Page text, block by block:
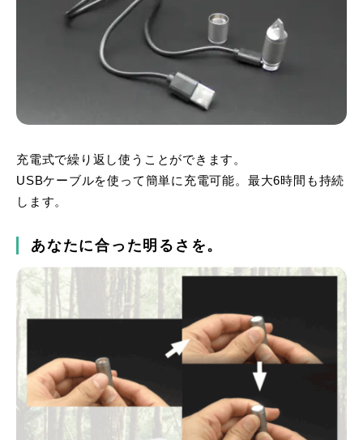
充電式で繰り返し使うことができます。
USBケーブルを使って簡単に充電可能。最大6時間も持続
します。
あなたに合った明るさを。